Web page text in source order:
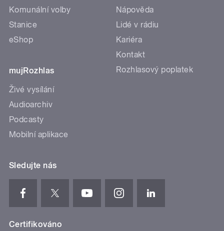
Komunální volby
Stanice
eShop
mujRozhlas
Živé vysílání
Audioarchiv
Podcasty
Mobilní aplikace
Nápověda
Lidé v rádiu
Kariéra
Kontakt
Rozhlasový poplatek
Sledujte nás
Certifikováno